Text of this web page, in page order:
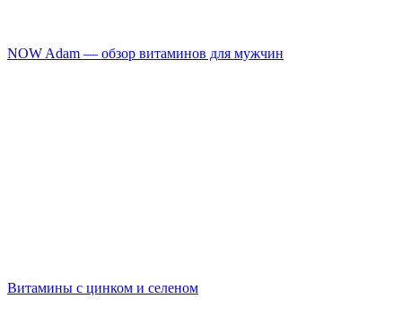
NOW Adam — обзор витаминов для мужчин
Витамины с цинком и селеном